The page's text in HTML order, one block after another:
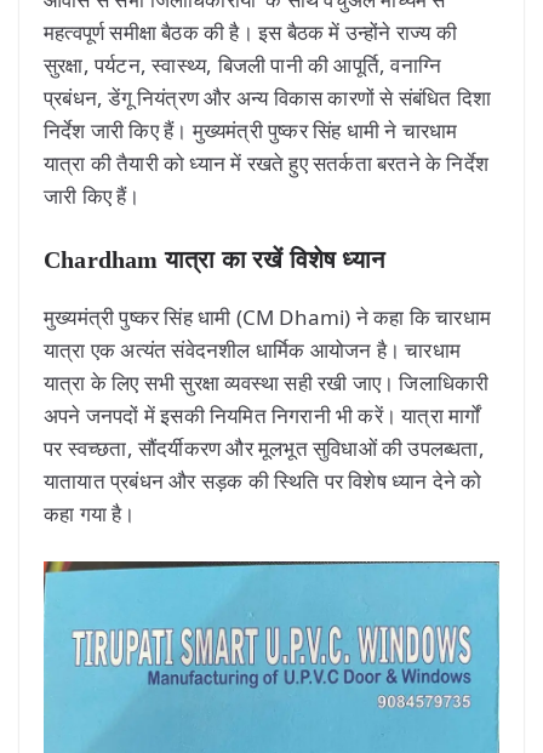
महत्वपूर्ण समीक्षा बैठक की है। इस बैठक में उन्होंने राज्य की
सुरक्षा, पर्यटन, स्वास्थ्य, बिजली पानी की आपूर्ति, वनाग्नि
प्रबंधन, डेंगू नियंत्रण और अन्य विकास कारणों से संबंधित दिशा
निर्देश जारी किए हैं। मुख्यमंत्री पुष्कर सिंह धामी ने चारधाम
यात्रा की तैयारी को ध्यान में रखते हुए सतर्कता बरतने के निर्देश
जारी किए हैं।
Chardham यात्रा का रखें विशेष ध्यान
मुख्यमंत्री पुष्कर सिंह धामी (CM Dhami) ने कहा कि चारधाम
यात्रा एक अत्यंत संवेदनशील धार्मिक आयोजन है। चारधाम
यात्रा के लिए सभी सुरक्षा व्यवस्था सही रखी जाए। जिलाधिकारी
अपने जनपदों में इसकी नियमित निगरानी भी करें। यात्रा मार्गों
पर स्वच्छता, सौंदर्यीकरण और मूलभूत सुविधाओं की उपलब्धता,
यातायात प्रबंधन और सड़क की स्थिति पर विशेष ध्यान देने को
कहा गया है।